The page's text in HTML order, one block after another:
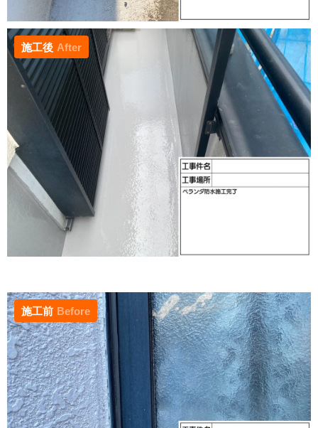
施工後 After
施工前 Before